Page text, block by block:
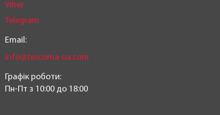
Viber
Telegram
Email:
info@tescoma-ua.com
Графік роботи:
Пн-Пт з 10:00 до 18:00